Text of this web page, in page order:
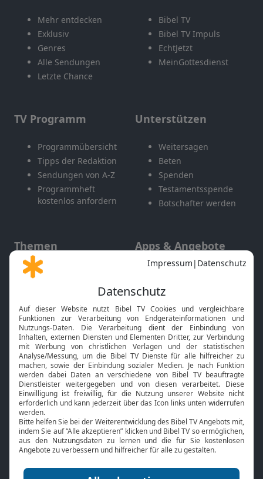
Mehr entdecken
Exklusiv
Genres
Alle Sendungen
Letzte Chance
Bibel TV
Bibel TV Impuls
EchtJetzt
MeinGottesdienst
TV Programm
Programmübersicht
Tipps der Redaktion
Sendungen von A-Z
Programmheft
kostenlos anfordern
Unterstützen
Weitersagen
Beten
Spenden
Testamentsspende
Botschafter werden
Themen
Gott und Bibel erklärt
Neuigkeiten
Apps & Angebote
Mobile App
Smart TV
HbbTV
Bibelthek Online-Bibel
Nächster Gottesdienst
Bibel TV
Über uns
Jobs
Mediadaten
Service
Kontakt
TV-Empfang